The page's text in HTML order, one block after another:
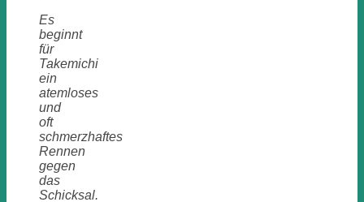
Es
beginnt
für
Takemichi
ein
atemloses
und
oft
schmerzhaftes
Rennen
gegen
das
Schicksal.